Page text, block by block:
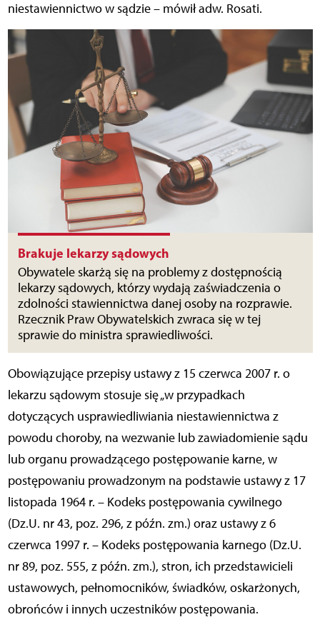
niestawiennictwo w sądzie – mówił adw. Rosati.
Brakuje lekarzy sądowych
Obywatele skarżą się na problemy z dostępnością
lekarzy sądowych, którzy wydają zaświadczenia o
zdolności stawiennictwa danej osoby na rozprawie.
Rzecznik Praw Obywatelskich zwraca się w tej
sprawie do ministra sprawiedliwości.
Obowiązujące przepisy ustawy z 15 czerwca 2007 r. o
lekarzu sądowym stosuje się „w przypadkach
dotyczących usprawiedliwiania niestawiennictwa z
powodu choroby, na wezwanie lub zawiadomienie sądu
lub organu prowadzącego postępowanie karne, w
postępowaniu prowadzonym na podstawie ustawy z 17
listopada 1964 r. – Kodeks postępowania cywilnego
(Dz.U. nr 43, poz. 296, z późn. zm.) oraz ustawy z 6
czerwca 1997 r. – Kodeks postępowania karnego (Dz.U.
nr 89, poz. 555, z późn. zm.), stron, ich przedstawicieli
ustawowych, pełnomocników, świadków, oskarżonych,
obrońców i innych uczestników postępowania.